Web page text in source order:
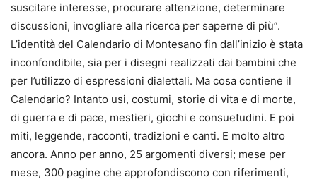
suscitare interesse, procurare attenzione, determinare
discussioni, invogliare alla ricerca per saperne di più”.
L’identità del Calendario di Montesano fin dall’inizio è stata
inconfondibile, sia per i disegni realizzati dai bambini che
per l’utilizzo di espressioni dialettali. Ma cosa contiene il
Calendario? Intanto usi, costumi, storie di vita e di morte,
di guerra e di pace, mestieri, giochi e consuetudini. E poi
miti, leggende, racconti, tradizioni e canti. E molto altro
ancora. Anno per anno, 25 argomenti diversi; mese per
mese, 300 pagine che approfondiscono con riferimenti,